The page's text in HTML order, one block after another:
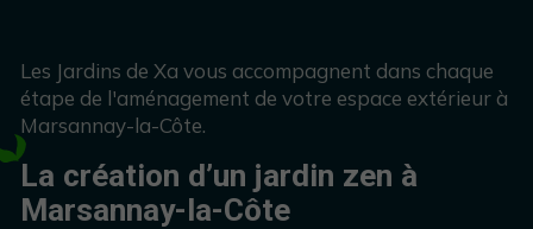
Les Jardins de Xa vous accompagnent dans chaque
étape de l'aménagement de votre espace extérieur à
Marsannay-la-Côte.
La création d’un jardin zen à
Marsannay-la-Côte